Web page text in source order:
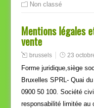
Non classé
Mentions légales
vente
brussels 23
Forme juridique,siège
Bruxelles SPRL- Quai
0900 50 100. Société
responsabilité limitée